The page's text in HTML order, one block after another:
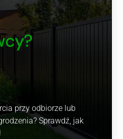
przy odbiorze lub
Sprawdź, jak